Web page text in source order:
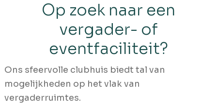
Op zoek naar een
vergader- of
eventfaciliteit?
Ons sfeervolle clubhuis biedt tal van
mogelijkheden op het vlak van
vergaderruimtes.